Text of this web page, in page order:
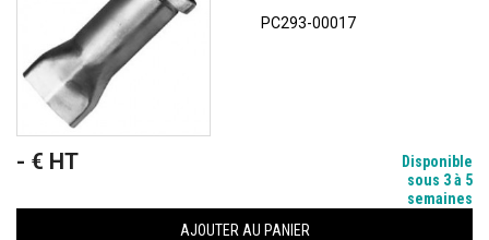
PC293-00017
Prix
- € HT
Disponible
sous 3 à 5
semaines
AJOUTER AU PANIER